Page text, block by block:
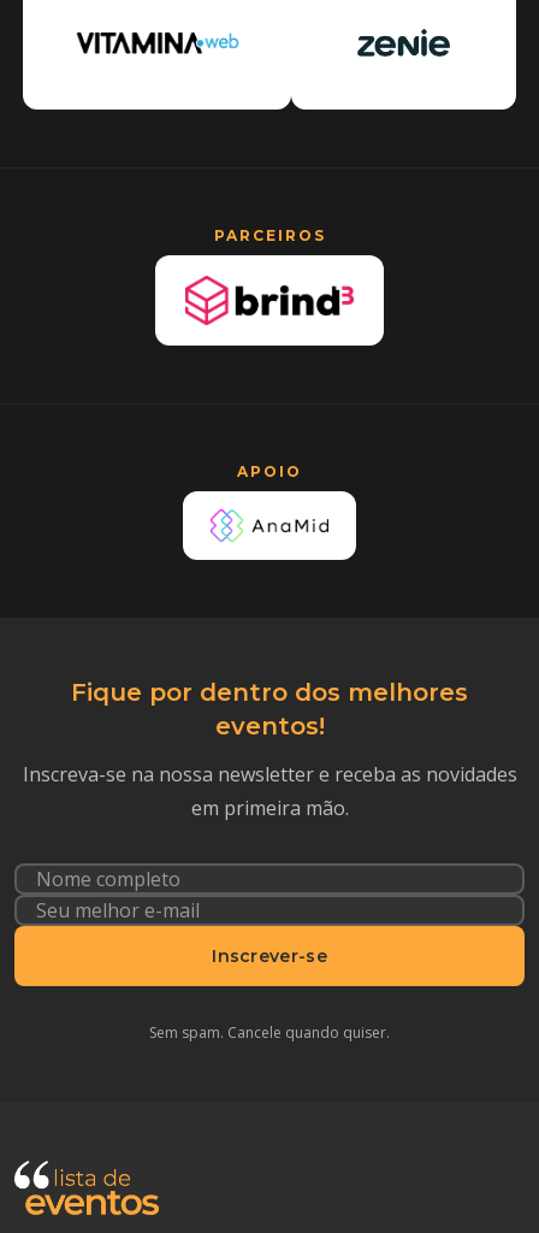
PARCEIROS
APOIO
Fique por dentro dos melhores
eventos!
Inscreva-se na nossa newsletter e receba as novidades
em primeira mão.
Inscrever-se
Sem spam. Cancele quando quiser.